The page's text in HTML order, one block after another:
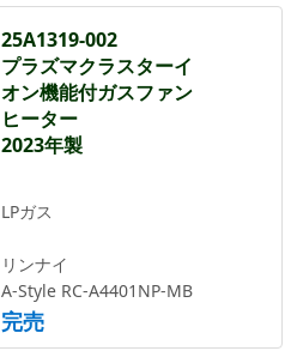
25A1319-002
プラズマクラスターイ
オン機能付ガスファン
ヒーター
2023年製
LPガス
リンナイ
A-Style RC-A4401NP-MB
完売